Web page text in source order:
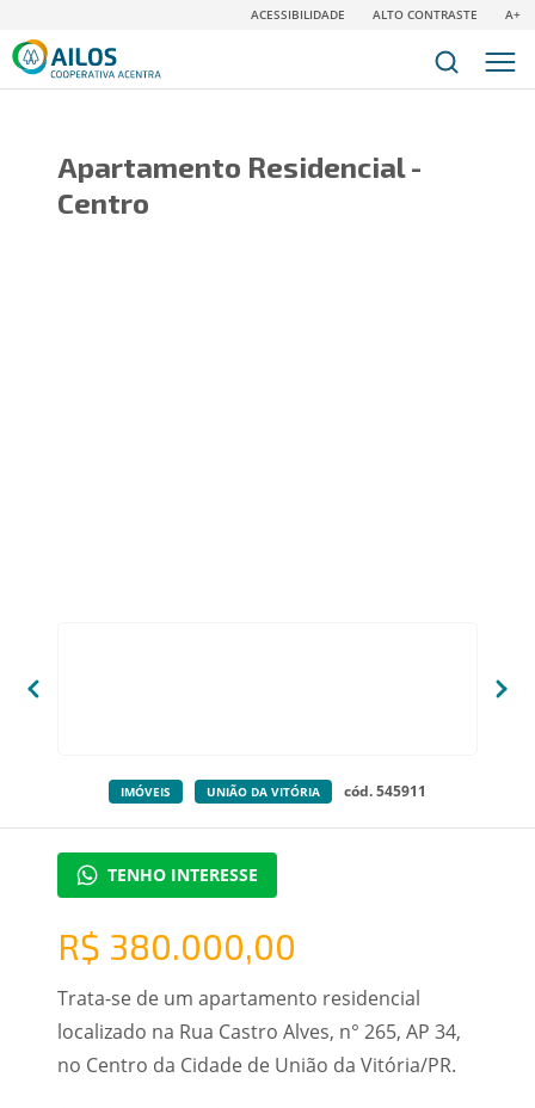
ACESSIBILIDADE ALTO CONTRASTE A+
Apartamento Residencial -
Centro
IMÓVEIS UNIÃO DA VITÓRIA cód. 545911
TENHO INTERESSE
R$ 380.000,00
Trata-se de um apartamento residencial
localizado na Rua Castro Alves, n° 265, AP 34,
no Centro da Cidade de União da Vitória/PR.